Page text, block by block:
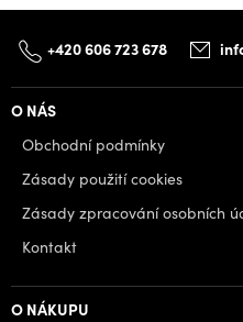
+420 606 723 678
O NÁS
Obchodní podmínky
Zásady použití cookies
Zásady zpracování osobních
Kontakt
O NÁKUPU